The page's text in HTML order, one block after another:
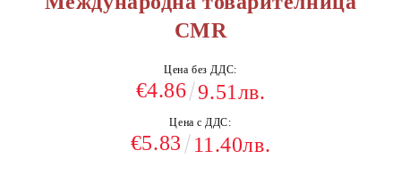
CMR
Цена без ДДС:
€4.86 9.51лв.
Цена с ДДС:
€5.83 11.40лв.